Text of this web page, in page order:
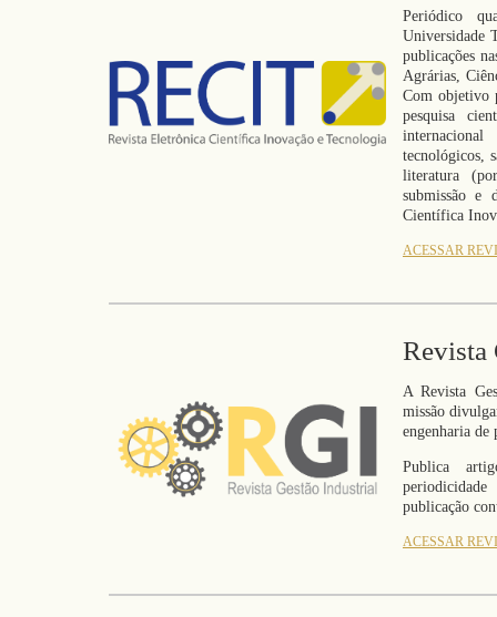
Periódico
Universidade
publicações
Agrárias,
Com objetivo
pesquisa
tecnológicos,
literatura
submissão e
Científica
ACESSAR
Revista
A Revista
missão
engenharia de
Publica
publicação
ACESSAR